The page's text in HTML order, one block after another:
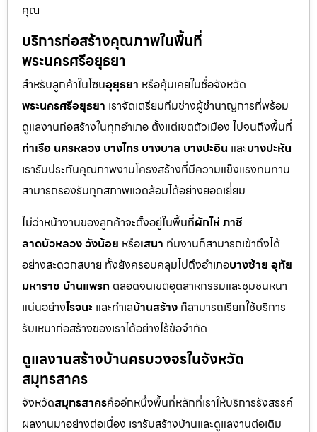
คุณ
บริการก่อสร้างคุณภาพในพื้นที่
พระนครศรีอยุธยา
สำหรับลูกค้าในโซนอุยุธยา หรือคุ้นเคยในชื่อจังหวัด
พระนครศรีอยุธยา เราจัดเตรียมทีมช่างผู้ชำนาญการที่พร้อม
ดูแลงานก่อสร้างในทุกอำเภอ ตั้งแต่เขตตัวเมือง ไปจนถึงพื้นที่
ท่าเรือ นครหลวง บางไทร บางบาล บางปะอิน และบางปะหัน
เรารับประกันคุณภาพงานโครงสร้างที่มีความแข็งแรงทนทาน
สามารถรองรับทุกสภาพแวดล้อมได้อย่างยอดเยี่ยม
ไม่ว่าหน้างานของลูกค้าจะตั้งอยู่ในพื้นที่ผักไห่ ภาชี
ลาดบัวหลวง วังน้อย หรือเสนา ทีมงานก็สามารถเข้าถึงได้
อย่างสะดวกสบาย ทั้งยังครอบคลุมไปถึงอำเภอบางซ้าย อุทัย
มหาราช บ้านแพรก ตลอดจนเขตอุตสาหกรรมและชุมชนหนา
แน่นอย่างโรจนะ และทำเลบ้านสร้าง ก็สามารถเรียกใช้บริการ
รับเหมาก่อสร้างของเราได้อย่างไร้ข้อจำกัด
ดูแลงานสร้างบ้านครบวงจรในจังหวัด
สมุทรสาคร
จังหวัดสมุทรสาครคืออีกหนึ่งพื้นที่หลักที่เราให้บริการรังสรรค์
ผลงานมาอย่างต่อเนื่อง เรารับสร้างบ้านและดูแลงานต่อเติม